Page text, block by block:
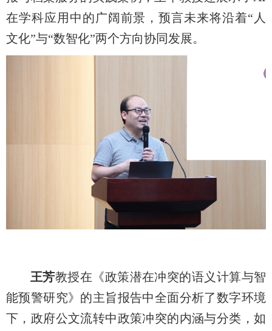
在学科应用中的广阔前景，预言未来将沿着“人
文化”与“数智化”两个方向协同发展。
王芳教授在《政策潜在冲突的语义计算与智
能预警研究》的主旨报告中全面分析了数字环境
下，政府公文流转中政策冲突的内涵与分类，如